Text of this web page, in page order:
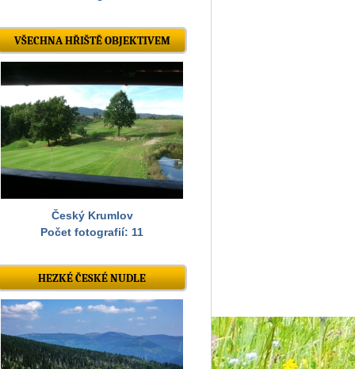
VŠECHNA HŘIŠTĚ OBJEKTIVEM
Český Krumlov
Počet fotografií: 11
HEZKÉ ČESKÉ NUDLE